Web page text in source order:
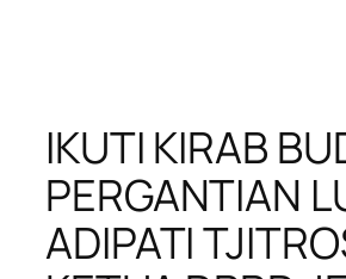
IKUTI KIRAB
PERGANTIAN
ADIPATI